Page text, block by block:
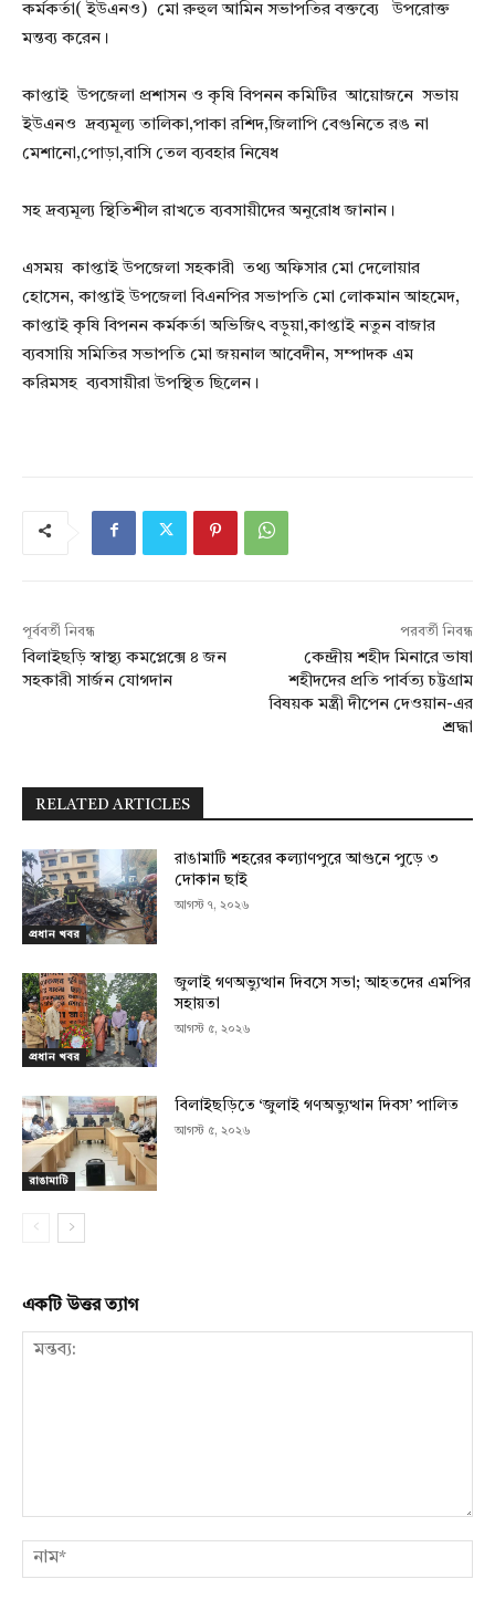
কর্মকর্তা( ইউএনও) মো রুহুল আমিন সভাপতির বক্তব্যে উপরোক্ত
মন্তব্য করেন।
কাপ্তাই উপজেলা প্রশাসন ও কৃষি বিপনন কমিটির আয়োজনে সভায়
ইউএনও দ্রব্যমূল্য তালিকা,পাকা রশিদ,জিলাপি বেগুনিতে রঙ না
মেশানো,পোড়া,বাসি তেল ব্যবহার নিষেধ
সহ দ্রব্যমূল্য স্থিতিশীল রাখতে ব্যবসায়ীদের অনুরোধ জানান।
এসময় কাপ্তাই উপজেলা সহকারী তথ্য অফিসার মো দেলোয়ার
হোসেন, কাপ্তাই উপজেলা বিএনপির সভাপতি মো লোকমান আহমেদ,
কাপ্তাই কৃষি বিপনন কর্মকর্তা অভিজিৎ বড়ুয়া,কাপ্তাই নতুন বাজার
ব্যবসায়ি সমিতির সভাপতি মো জয়নাল আবেদীন, সম্পাদক এম
করিমসহ ব্যবসায়ীরা উপস্থিত ছিলেন।
পূর্ববর্তী নিবন্ধ
বিলাইছড়ি স্বাস্থ্য কমপ্লেক্সে ৪ জন
সহকারী সার্জন যোগদান
পরবর্তী নিবন্ধ
কেন্দ্রীয় শহীদ মিনারে ভাষা
শহীদদের প্রতি পার্বত্য চট্টগ্রাম
বিষয়ক মন্ত্রী দীপেন দেওয়ান-এর
শ্রদ্ধা
RELATED ARTICLES
প্রধান খবর
রাঙামাটি শহরের কল্যাণপুরে আগুনে পুড়ে ৩
দোকান ছাই
আগস্ট ৭, ২০২৬
প্রধান খবর
জুলাই গণঅভ্যুত্থান দিবসে সভা; আহতদের এমপির
সহায়তা
আগস্ট ৫, ২০২৬
রাঙামাটি
বিলাইছড়িতে ‘জুলাই গণঅভ্যুত্থান দিবস’ পালিত
আগস্ট ৫, ২০২৬
একটি উত্তর ত্যাগ